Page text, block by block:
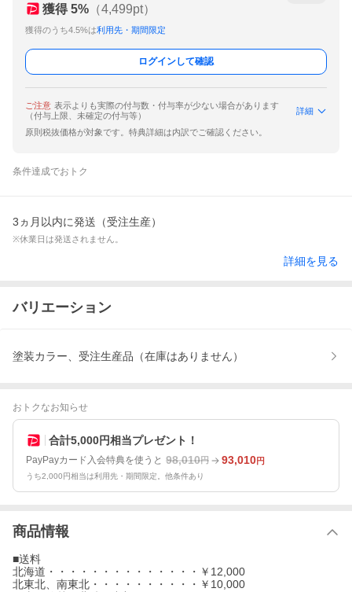
獲得 5% （4,499pt）
獲得のうち4.5%は利用先・期間限定
ログインして確認
ご注意 表示よりも実際の付与数・付与率が少ない場合があります
（付与上限、未確定の付与等）
詳細
原則税抜価格が対象です。特典詳細は内訳でご確認ください。
条件達成でおトク
3ヵ月以内に発送（受注生産）
※休業日は発送されません。
詳細を見る
バリエーション
塗装カラー、受注生産品（在庫はありません）
おトクなお知らせ
合計5,000円相当プレゼント！
PayPayカード入会特典を使うと 98,010円 93,010円
うち2,000円相当は利用先・期間限定。他条件あり
商品情報
■送料
北海道・・・・・・・・・・・・・・￥12,000
北東北、南東北・・・・・・・・・・￥10,000